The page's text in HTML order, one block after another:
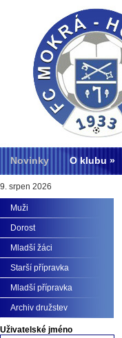
Novinky O klubu
9. srpen 2026
Muži
Dorost
Mladší žáci
Starší přípravka
Mladší přípravka
Archiv družstev
Uživatelské jméno